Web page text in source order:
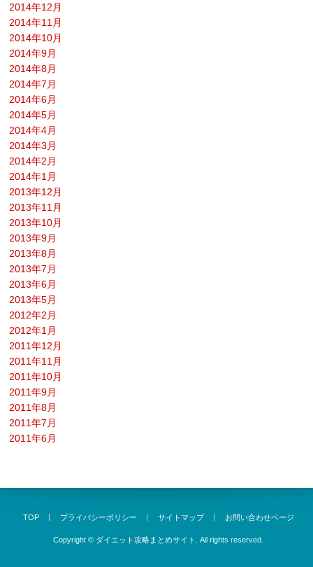
2014年12月
2014年11月
2014年10月
2014年9月
2014年8月
2014年7月
2014年6月
2014年5月
2014年4月
2014年3月
2014年2月
2014年1月
2013年12月
2013年11月
2013年10月
2013年9月
2013年8月
2013年7月
2013年6月
2013年5月
2012年2月
2012年1月
2011年12月
2011年11月
2011年10月
2011年9月
2011年8月
2011年7月
2011年6月
TOP プライバシーポリシー サイトマップ お問い合わせページ
Copyright © ダイエット攻略まとめサイト. All rights reserved.